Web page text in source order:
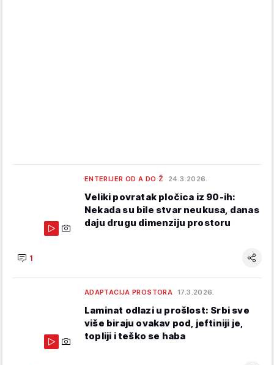
ENTERIJER OD A DO Ž 24.3.2026.
Veliki povratak pločica iz 90-ih:
Nekada su bile stvar neukusa, danas
daju drugu dimenziju prostoru
1
ADAPTACIJA PROSTORA 17.3.2026.
Laminat odlazi u prošlost: Srbi sve
više biraju ovakav pod, jeftiniji je,
topliji i teško se haba